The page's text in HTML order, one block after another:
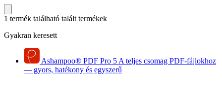
1 termék található talált termékek
Gyakran keresett
Ashampoo® PDF Pro 5 A teljes csomag PDF-fájlokhoz
— gyors, hatékony és egyszerű